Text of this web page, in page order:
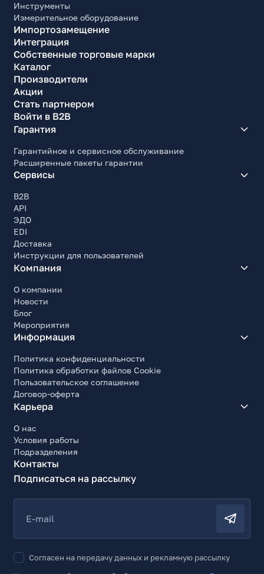
Инструменты
Измерительное оборудование
Импортозамещение
Интеграция
Собственные торговые марки
Каталог
Производители
Акции
Стать партнером
Войти в B2B
Гарантия
Гарантийное и сервисное обслуживание
Расширенные пакеты гарантии
Сервисы
B2B
API
ЭДО
EDI
Доставка
Инструкции для пользователей
Компания
О компании
Новости
Блог
Мероприятия
Информация
Политика конфиденциальности
Политика обработки файлов Cookie
Пользовательское соглашение
Договор-оферта
Карьера
О нас
Условия работы
Подразделения
Контакты
Подписаться на рассылку
E-mail
Согласен на передачу данных и рекламную рассылку